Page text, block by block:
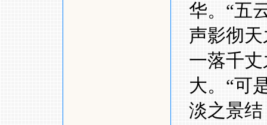
华。 “五
声影彻
一落千
大。 “可
淡之景